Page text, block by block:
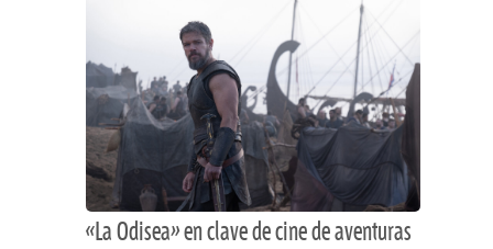
«La Odisea» en clave de cine de aventuras